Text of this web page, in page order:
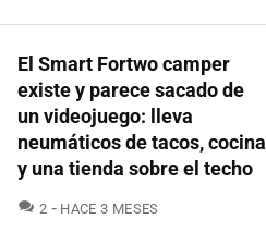
El Smart Fortwo camper
existe y parece sacado de
un videojuego: lleva
neumáticos de tacos, cocina
y una tienda sobre el techo
2 COMENTARIOS
HACE 3 MESES